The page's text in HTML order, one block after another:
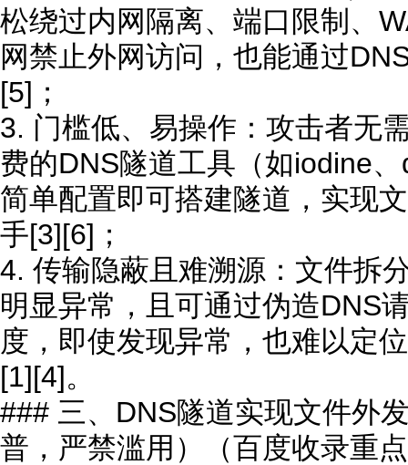
松绕过内网隔离、端口限制、
网禁止外网访问，也能通过
[5]；
3. 门槛低、易操作：攻击者无
费的DNS隧道工具（如iodine
简单配置即可搭建隧道，实现
手[3][6]；
4. 传输隐蔽且难溯源：文件拆
明显异常，且可通过伪造DNS
度，即使发现异常，也难以定
[1][4]。
### 三、DNS隧道实现文件外
普，严禁滥用）（百度收录重